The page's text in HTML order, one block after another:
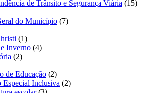
de Trânsito e Segurança Viária (15)
do Município (7)
(1)
Inverno (4)
(2)
de Educação (2)
Especial Inclusiva (2)